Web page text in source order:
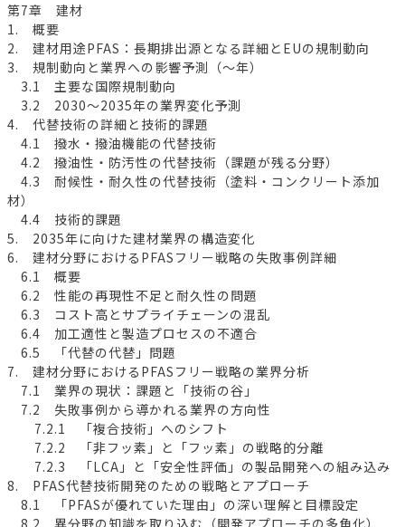
第7章 建材
1. 概要
2. 建材用途PFAS：長期排出源となる詳細とEUの規制動向
3. 規制動向と業界への影響予測（〜年）
3.1 主要な国際規制動向
3.2 2030～2035年の業界変化予測
4. 代替技術の詳細と技術的課題
4.1 撥水・撥油機能の代替技術
4.2 撥油性・防汚性の代替技術（課題が残る分野）
4.3 耐候性・耐久性の代替技術（塗料・コンクリート添加
材）
4.4 技術的課題
5. 2035年に向けた建材業界の構造変化
6. 建材分野におけるPFASフリー戦略の失敗事例詳細
6.1 概要
6.2 性能の再現性不足と耐久性の問題
6.3 コスト高とサプライチェーンの混乱
6.4 加工適性と製造プロセスの不適合
6.5 「代替の代替」問題
7. 建材分野におけるPFASフリー戦略の業界分析
7.1 業界の現状：課題と「技術の谷」
7.2 失敗事例から導かれる業界の方向性
7.2.1 「複合技術」へのシフト
7.2.2 「非フッ素」と「フッ素」の戦略的分離
7.2.3 「LCA」と「安全性評価」の製品開発への組み込み
8. PFAS代替技術開発のための戦略とアプローチ
8.1 「PFASが優れていた理由」の深い理解と目標設定